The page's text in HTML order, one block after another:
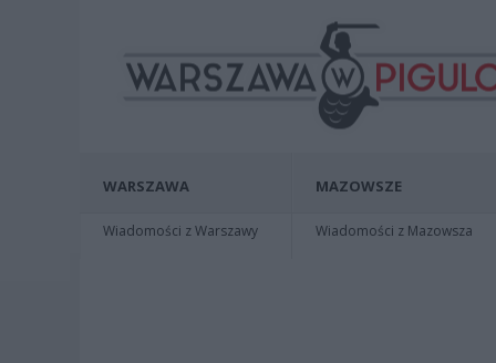
WARSZAWA
Wiadomości z Warszawy
MAZOWSZE
Wiadomości z Mazowsza